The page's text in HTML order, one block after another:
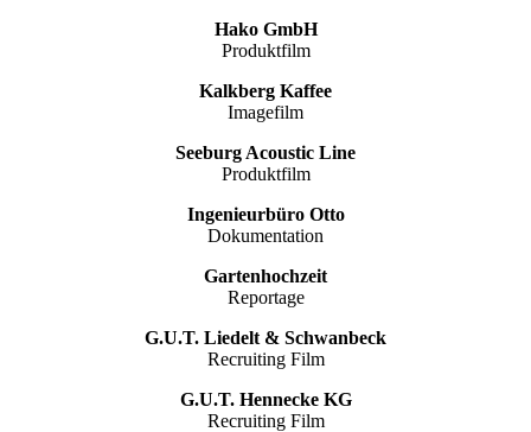
Hako GmbH
Produktfilm
Kalkberg Kaffee
Imagefilm
Seeburg Acoustic Line
Produktfilm
Ingenieurbüro Otto
Dokumentation
Gartenhochzeit
Reportage
G.U.T. Liedelt & Schwanbeck
Recruiting Film
G.U.T. Hennecke KG
Recruiting Film